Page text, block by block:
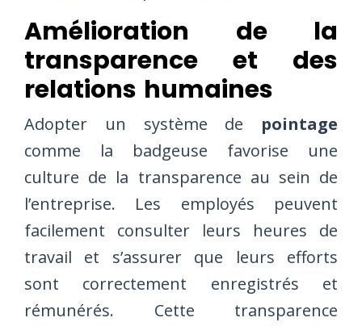
Amélioration de la
transparence et des
relations humaines
Adopter un système de pointage
comme la badgeuse favorise une
culture de la transparence au sein de
l’entreprise. Les employés peuvent
facilement consulter leurs heures de
travail et s’assurer que leurs efforts
sont correctement enregistrés et
rémunérés. Cette transparence